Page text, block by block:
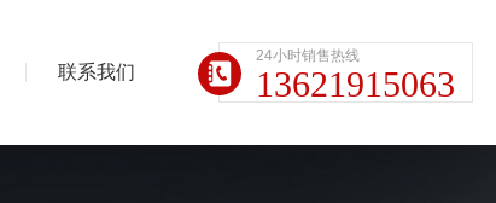
联系我们
24小时销售热线
13621915063